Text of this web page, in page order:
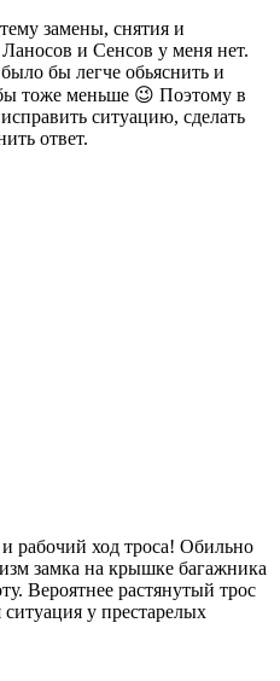
замены, снятия и
и Сенсов у меня нет.
бы легче обьяснить и
тоже меньше 😉 Поэтому в
ситуацию, сделать
ответ.
рабочий ход троса! Обильно
замка на крышке багажника
Вероятнее растянутый трос
у престарелых